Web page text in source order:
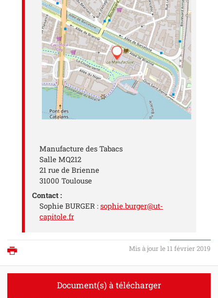
Manufacture des Tabacs
Salle MQ212
21 rue de Brienne
31000 Toulouse
Contact :
Sophie BURGER : sophie.burger@ut-
capitole.fr
Mis à jour le 11 février 2019
Document(s) à télécharger